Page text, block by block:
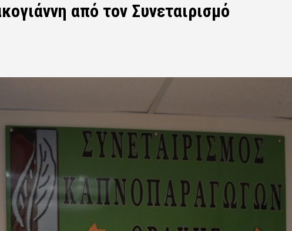
από τον Συνεταιρισμό